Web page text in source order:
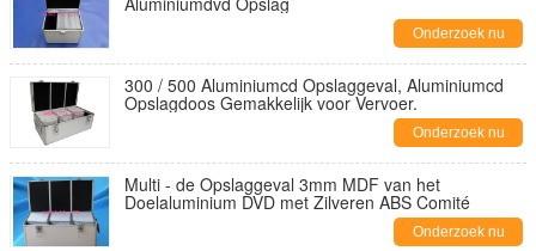
Onderzoek nu
300 / 500 Aluminiumcd Opslaggeval, Aluminiumcd
Opslagdoos Gemakkelijk voor Vervoer.
Onderzoek nu
Multi - de Opslaggeval 3mm MDF van het
Doelaluminium DVD met Zilveren ABS Comité
Onderzoek nu